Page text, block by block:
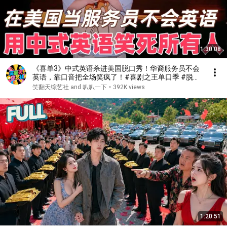
1:30:08
《喜单3》中式英语杀进美国脱口秀！华裔服务员不会
英语，靠口音把全场笑疯了！#喜剧之王单口季 #脱口
秀 #搞笑 #喜剧 #funny #综艺
笑翻天综艺社 and 叭叭一下 • 392K views
1:20:51